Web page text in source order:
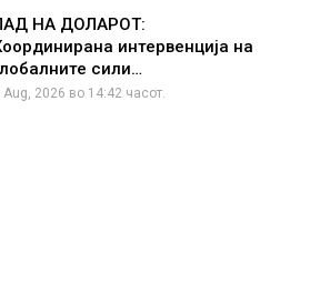
НА ДОЛАРОТ:
интервенција на
сили…
Aug, 2026 во 14:42 часот.